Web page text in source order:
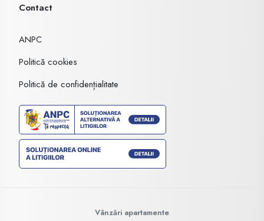
Contact
ANPC
Politică cookies
Politică de confidențialitate
Vânzări apartamente